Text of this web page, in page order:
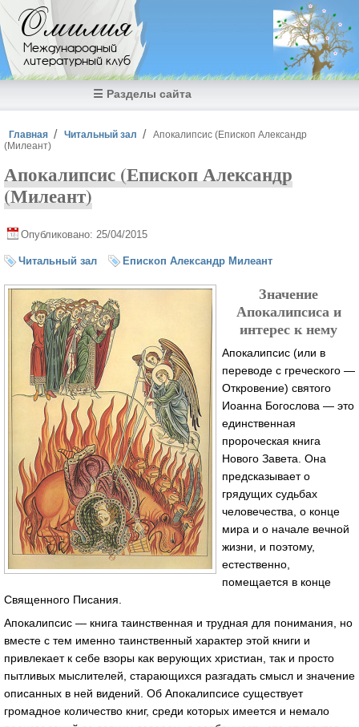
Перейти к основному содержанию
Омилия
Международный
литературный клуб
☰ Разделы сайта
Вы здесь
Главная Читальный зал
Апокалипсис (Епископ Александр
(Милеант)
Апокалипсис (Епископ Александр
(Милеант)
Опубликовано: 25/04/2015
Читальный зал Епископ Александр Милеант
Значение
Апокалипсиса и
интерес к нему
Апокалипсис (или в
переводе с греческого —
Откровение) святого
Иоанна Богослова — это
единственная
пророческая книга
Нового Завета. Она
предсказывает о
грядущих судьбах
человечества, о конце
мира и о начале вечной
жизни, и поэтому,
естественно,
помещается в конце
Священного Писания.
Апокалипсис — книга таинственная и трудная для понимания, но
вместе с тем именно таинственный характер этой книги и
привлекает к себе взоры как верующих христиан, так и просто
пытливых мыслителей, старающихся разгадать смысл и значение
описанных в ней видений. Об Апокалипсисе существует
громадное количество книг, среди которых имеется и немало